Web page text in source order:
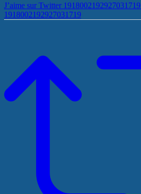
J’aime sur Twitter 1918002192927031719
1918002192927031719